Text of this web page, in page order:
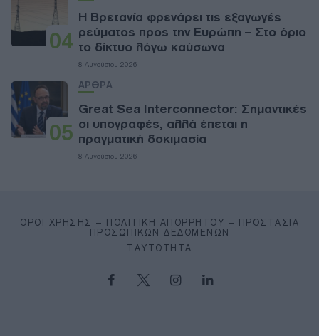
04
Η Βρετανία φρενάρει τις εξαγωγές
ρεύματος προς την Ευρώπη – Στο όριο
το δίκτυο λόγω καύσωνα
8 Αυγούστου 2026
05
ΑΡΘΡΑ
Great Sea Interconnector: Σημαντικές
οι υπογραφές, αλλά έπεται η
πραγματική δοκιμασία
8 Αυγούστου 2026
ΌΡΟΙ ΧΡΉΣΗΣ – ΠΟΛΙΤΙΚΉ ΑΠΟΡΡΉΤΟΥ – ΠΡΟΣΤΑΣΊΑ
ΠΡΟΣΩΠΙΚΏΝ ΔΕΔΟΜΈΝΩΝ
ΤΑΥΤΌΤΗΤΑ